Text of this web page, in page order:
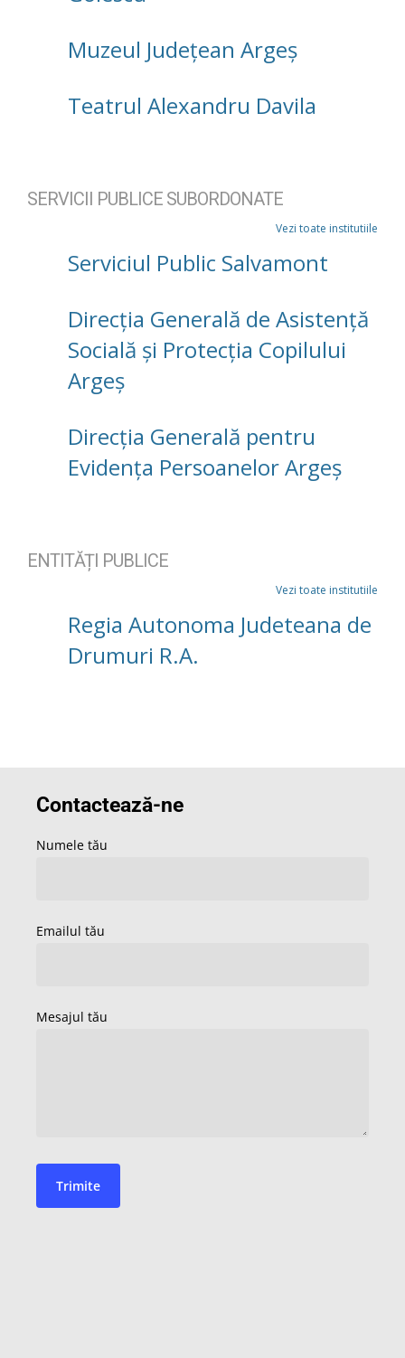
Muzeul Județean Argeș
Teatrul Alexandru Davila
SERVICII PUBLICE SUBORDONATE
Vezi toate institutiile
Serviciul Public Salvamont
Direcţia Generală de Asistenţă
Socială şi Protecţia Copilului
Argeş
Direcția Generală pentru
Evidența Persoanelor Argeș
ENTITĂȚI PUBLICE
Vezi toate institutiile
Regia Autonoma Judeteana de
Drumuri R.A.